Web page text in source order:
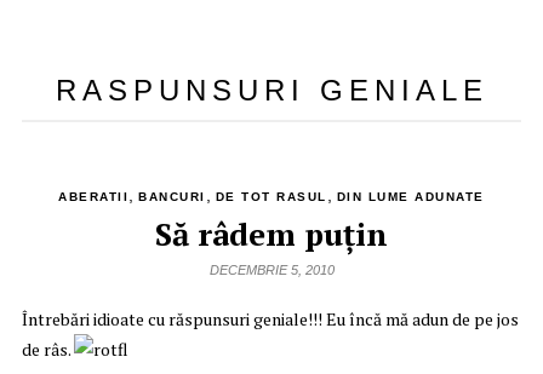
RASPUNSURI GENIALE
ABERATII ,BANCURI DE TOT RASUL DIN LUME ADUNATE
Să râdem puţin
DECEMBRIE 5, 2010
Întrebări idioate cu răspunsuri geniale!!! Eu încă mă adun de pe jos
de râs.